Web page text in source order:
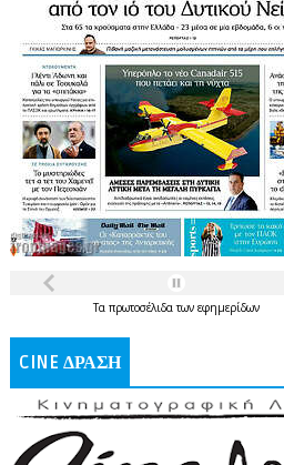
Τα πρωτοσέλιδατων εφημερίδων
CINE ΔΡΑΣΗ